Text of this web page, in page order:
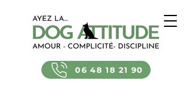
06 48 18 21 90